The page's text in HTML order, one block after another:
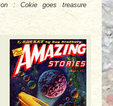
: Cokie goes treasure